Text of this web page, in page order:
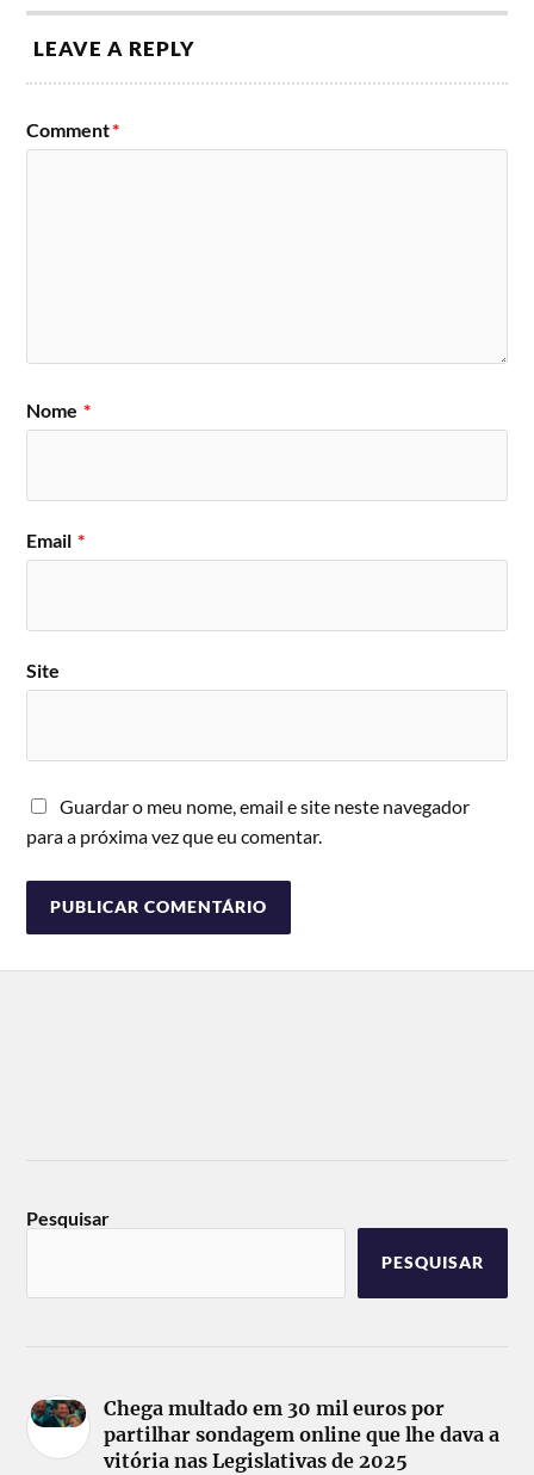
LEAVE A REPLY
Comment*
Nome *
Email *
Site
Guardar o meu nome, email e site neste navegador
para a próxima vez que eu comentar.
Pesquisar
PESQUISAR
Chega multado em 30 mil euros por
partilhar sondagem online que lhe dava a
vitória nas Legislativas de 2025